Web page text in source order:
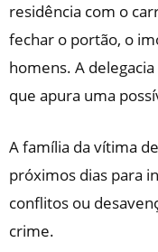
residência com o
fechar o portão, o
homens. A
que apura uma
A família da vítima
próximos dias para
conflitos ou
crime.